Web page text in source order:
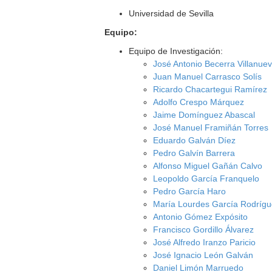
Universidad de Sevilla
Equipo:
Equipo de Investigación:
José Antonio Becerra
Juan Manuel Carrasco Solís
Ricardo Chacartegui Ramírez
Adolfo Crespo Márquez
Jaime Domínguez Abascal
José Manuel Framiñán Torres
Eduardo Galván Díez
Pedro Galvín Barrera
Alfonso Miguel Gañán Calvo
Leopoldo García Franquelo
Pedro García Haro
María Lourdes García
Antonio Gómez Expósito
Francisco Gordillo Álvarez
José Alfredo Iranzo Paricio
José Ignacio León Galván
Daniel Limón Marruedo